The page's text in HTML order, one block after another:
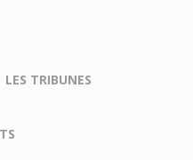
LES TRIBUNES